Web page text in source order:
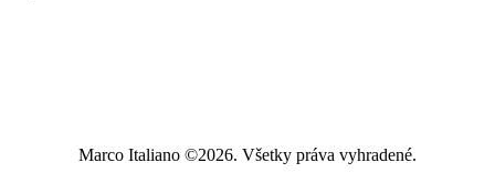
Marco Italiano ©2026. Všetky práva vyhradené.